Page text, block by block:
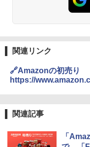
関連リンク
🔗Amazonの初売り
https://
関連記事
「